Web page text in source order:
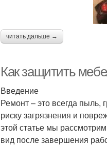
читать дальше →
Как защитить
Введение
Ремонт – это всегда
риску загрязнения и
этой статье мы
вид после завершения